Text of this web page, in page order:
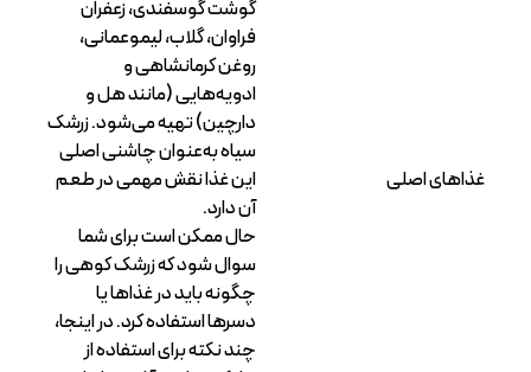
غذاهای اصلی
گوشت گوسفندی، زعفران
فراوان، گلاب، لیموعمانی،
روغن کرمانشاهی و
ادویه‌هایی (مانند هل و
دارچین) تهیه می‌شود. زرشک
سیاه به‌عنوان چاشنی اصلی
این غذا نقش مهمی در طعم
آن دارد.
حال ممکن است برای شما
سوال شود که زرشک کوهی را
چگونه باید در غذاها یا
دسرها استفاده کرد. در اینجا،
چند نکته برای استفاده از